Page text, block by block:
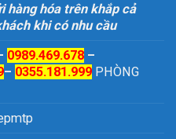
hàng hóa trên khắp cả
khi có nhu cầu
0989.469.678 –
– 0355.181.999 PHÒNG